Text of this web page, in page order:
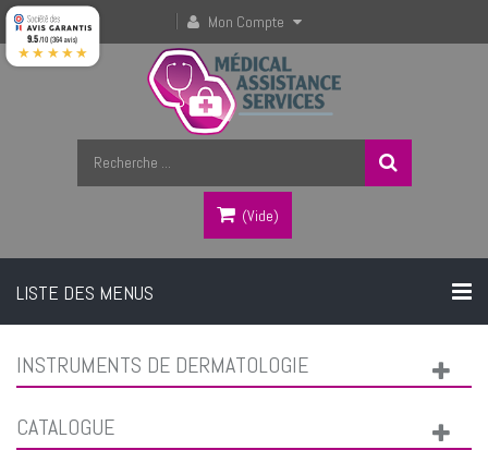
Mon Compte
(vide)
LISTE DES MENUS
INSTRUMENTS DE DERMATOLOGIE
CATALOGUE
9.5/10 (364 avis)
★★★★★